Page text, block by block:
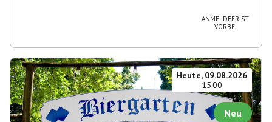
ANMELDEFRIST
VORBEI
Heute, 09.08.2026
15:00
Neu